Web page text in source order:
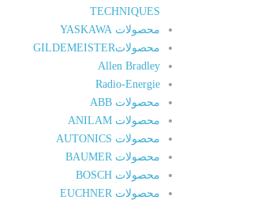
TECHNIQUES
محصولات YASKAWA
محصولاتGILDEMEISTER
Allen Bradley
Radio-Energie
محصولات ABB
محصولات ANILAM
محصولات AUTONICS
محصولات BAUMER
محصولات BOSCH
محصولات EUCHNER